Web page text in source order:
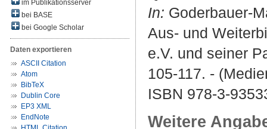
im Publikationsserver
bei BASE
bei Google Scholar
Daten exportieren
ASCII Citation
Atom
BibTeX
Dublin Core
EP3 XML
EndNote
In: Goderbauer-
Aus- und
e.V. und seiner
105-117. -
ISBN 978-3-
Weitere